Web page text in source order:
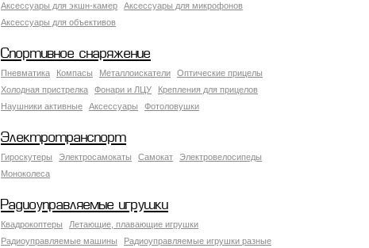
Аксессуары для экшн-камер
Аксессуары для микрофонов
Аксессуары для объективов
Спортивное снаряжение
Пневматика Компасы Металлоискатели
Оптические прицелы
Холодная пристрелка
Фонари и ЛЦУ
Крепления для прицелов
Наушники активные
Аксессуары Фотоловушки
Электротранспорт
Гироскутеры Электросамокаты Самокат
Электровелосипеды
Моноколеса
Радиоуправляемые игрушки
Квадрокоптеры
Летающие, плавающие игрушки
Радиоуправляемые машины
Радиоуправляемые игрушки разные